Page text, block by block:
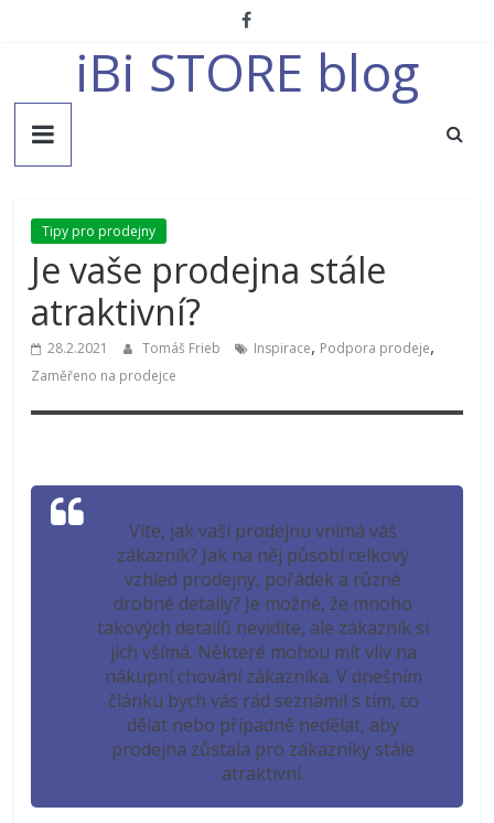
iBi STORE blog
Tipy pro prodejny
Je vaše prodejna stále
atraktivní?
28.2.2021 Tomáš Frieb Inspirace, Podpora prodeje,
Zaměřeno na prodejce
Víte, jak vaší prodejnu vnímá váš
zákazník? Jak na něj působí celkový
vzhled prodejny, pořádek a různé
drobné detaily? Je možné, že mnoho
takových detailů nevidíte, ale zákazník si
jich všímá. Některé mohou mít vliv na
nákupní chování zákazníka. V dnešním
článku bych vás rád seznámil s tím, co
dělat nebo případně nedělat, aby
prodejna zůstala pro zákazníky stále
atraktivní.